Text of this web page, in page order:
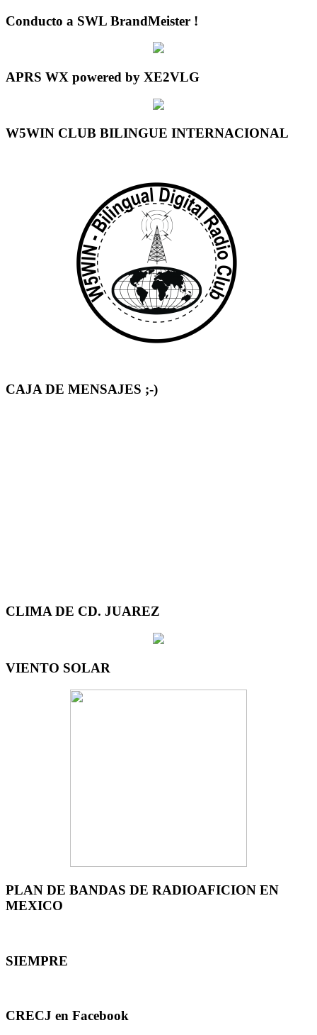
Conducto a SWL BrandMeister !
APRS WX powered by XE2VLG
W5WIN CLUB BILINGUE INTERNACIONAL
CAJA DE MENSAJES ;-)
CLIMA DE CD. JUAREZ
VIENTO SOLAR
PLAN DE BANDAS DE RADIOAFICION EN
MEXICO
SIEMPRE
CRECJ en Facebook